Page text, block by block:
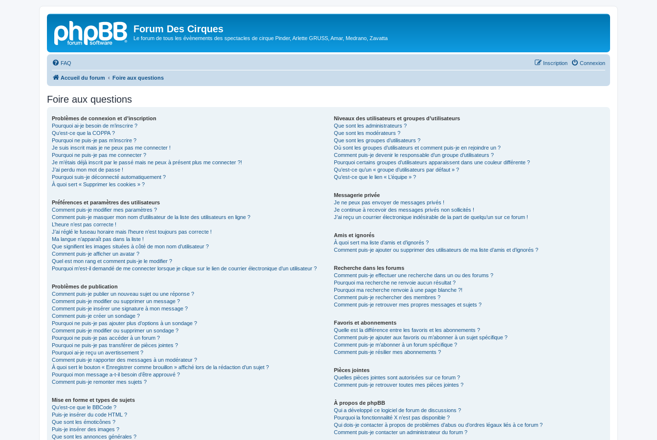
Forum Des Cirques
Le forum de tous les évènements des spectacles de cirque Pinder, Arlette GRUSS, Amar, Medrano, Zavatta
FAQ Connexion
Inscription
Accueil du forum Foire aux questions
Foire aux questions
Problèmes de connexion et d’inscription
Pourquoi ai-je besoin de m’inscrire ?
Qu’est-ce que la COPPA ?
Pourquoi ne puis-je pas m’inscrire ?
Je suis inscrit mais je ne peux pas me connecter !
Pourquoi ne puis-je pas me connecter ?
Je m’étais déjà inscrit par le passé mais ne peux à présent plus me connecter ?!
J’ai perdu mon mot de passe !
Pourquoi suis-je déconnecté automatiquement ?
À quoi sert « Supprimer les cookies » ?
Préférences et paramètres des utilisateurs
Comment puis-je modifier mes paramètres ?
Comment puis-je masquer mon nom d’utilisateur de la liste des utilisateurs en ligne ?
L’heure n’est pas correcte !
J’ai réglé le fuseau horaire mais l’heure n’est toujours pas correcte !
Ma langue n’apparaît pas dans la liste !
Que signifient les images situées à côté de mon nom d’utilisateur ?
Comment puis-je afficher un avatar ?
Quel est mon rang et comment puis-je le modifier ?
Pourquoi m’est-il demandé de me connecter lorsque je clique sur le lien de courrier électronique d’un utilisateur ?
Problèmes de publication
Comment puis-je publier un nouveau sujet ou une réponse ?
Comment puis-je modifier ou supprimer un message ?
Comment puis-je insérer une signature à mon message ?
Comment puis-je créer un sondage ?
Pourquoi ne puis-je pas ajouter plus d’options à un sondage ?
Comment puis-je modifier ou supprimer un sondage ?
Pourquoi ne puis-je pas accéder à un forum ?
Pourquoi ne puis-je pas transférer de pièces jointes ?
Pourquoi ai-je reçu un avertissement ?
Comment puis-je rapporter des messages à un modérateur ?
À quoi sert le bouton « Enregistrer comme brouillon » affiché lors de la rédaction d’un sujet ?
Pourquoi mon message a-t-il besoin d’être approuvé ?
Comment puis-je remonter mes sujets ?
Mise en forme et types de sujets
Qu’est-ce que le BBCode ?
Puis-je insérer du code HTML ?
Que sont les émoticônes ?
Puis-je insérer des images ?
Que sont les annonces générales ?
Niveaux des utilisateurs et groupes d’utilisateurs
Que sont les administrateurs ?
Que sont les modérateurs ?
Que sont les groupes d’utilisateurs ?
Où sont les groupes d’utilisateurs et comment puis-je en rejoindre un ?
Comment puis-je devenir le responsable d’un groupe d’utilisateurs ?
Pourquoi certains groupes d’utilisateurs apparaissent dans une couleur différente ?
Qu’est-ce qu’un « groupe d’utilisateurs par défaut » ?
Qu’est-ce que le lien « L’équipe » ?
Messagerie privée
Je ne peux pas envoyer de messages privés !
Je continue à recevoir des messages privés non sollicités !
J’ai reçu un courrier électronique indésirable de la part de quelqu’un sur ce forum !
Amis et ignorés
À quoi sert ma liste d’amis et d’ignorés ?
Comment puis-je ajouter ou supprimer des utilisateurs de ma liste d’amis et d’ignorés ?
Recherche dans les forums
Comment puis-je effectuer une recherche dans un ou des forums ?
Pourquoi ma recherche ne renvoie aucun résultat ?
Pourquoi ma recherche renvoie à une page blanche ?!
Comment puis-je rechercher des membres ?
Comment puis-je retrouver mes propres messages et sujets ?
Favoris et abonnements
Quelle est la différence entre les favoris et les abonnements ?
Comment puis-je ajouter aux favoris ou m’abonner à un sujet spécifique ?
Comment puis-je m’abonner à un forum spécifique ?
Comment puis-je résilier mes abonnements ?
Pièces jointes
Quelles pièces jointes sont autorisées sur ce forum ?
Comment puis-je retrouver toutes mes pièces jointes ?
À propos de phpBB
Qui a développé ce logiciel de forum de discussions ?
Pourquoi la fonctionnalité X n’est pas disponible ?
Qui dois-je contacter à propos de problèmes d’abus ou d’ordres légaux liés à ce forum ?
Comment puis-je contacter un administrateur du forum ?